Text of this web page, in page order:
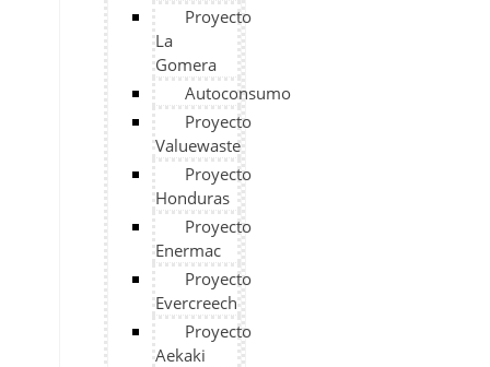
Proyecto
La
Gomera
Autoconsumo
Proyecto
Valuewaste
Proyecto
Honduras
Proyecto
Enermac
Proyecto
Evercreech
Proyecto
Aekaki